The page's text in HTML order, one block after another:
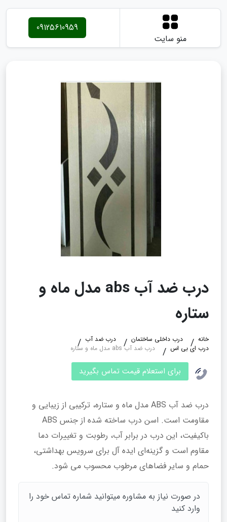
منو سایت
09125610959
درب ضد آب abs مدل ماه و
ستاره
خانه درب داخلی ساختمان
درب ضد آب
درب ای بی اس
درب ضد آب abs مدل ماه و ستاره
برای استعلام قیمت تماس بگیرید
درب ضد آب ABS مدل ماه و ستاره، ترکیبی از زیبایی و
مقاومت است. اسن درب ساخته شده از جنس ABS
باکیفیت، این درب در برابر آب، رطوبت و تغییرات دما
مقاوم است و گزینه‌ای ایده‌ آل برای سرویس بهداشتی،
حمام و سایر فضاهای مرطوب محسوب می‌ شود.
در صورت نیاز به مشاوره میتوانید شماره تماس خود را
وارد کنید